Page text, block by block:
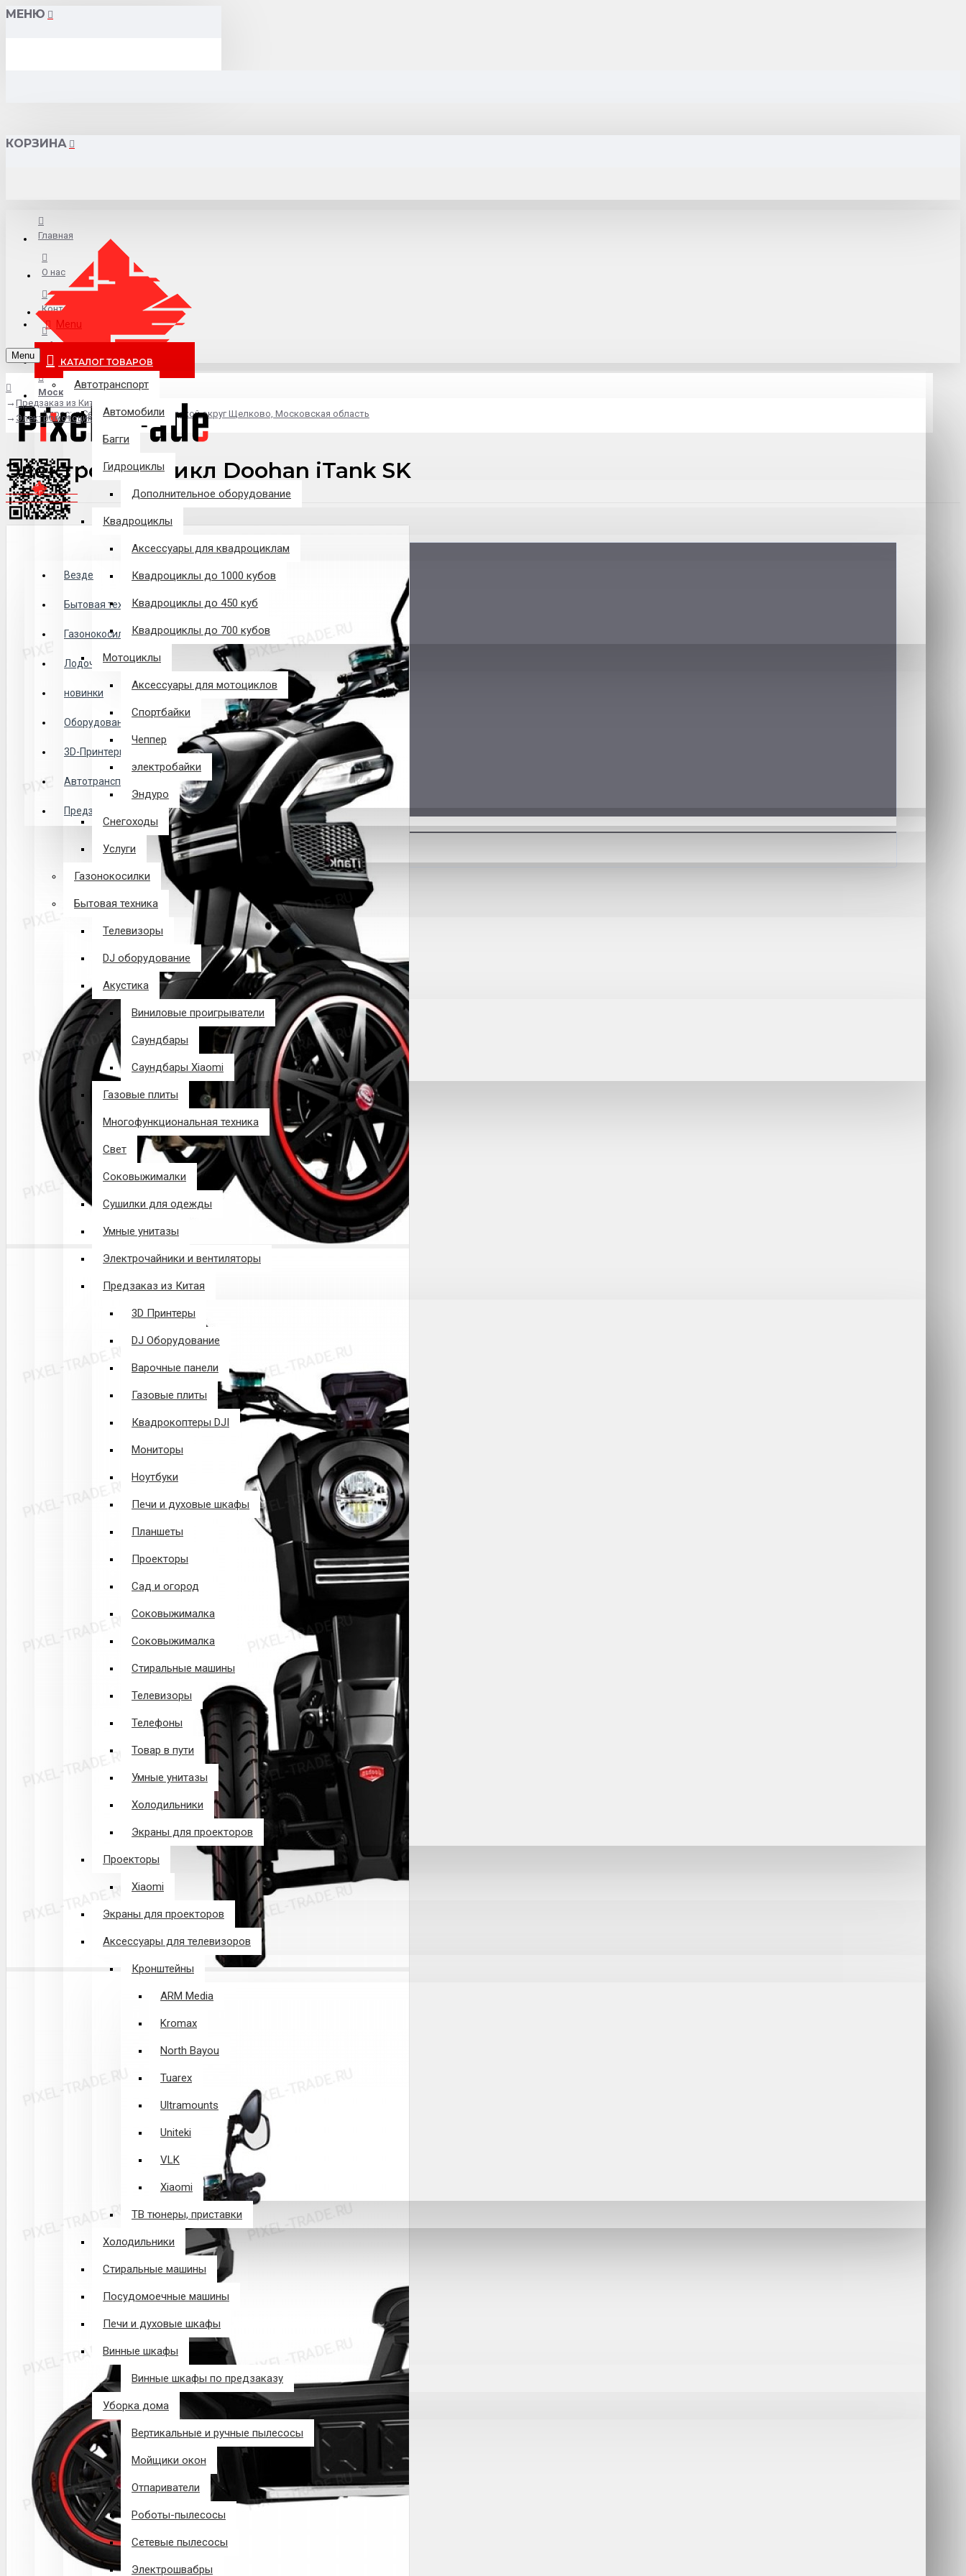
МЕНЮ
КОРЗИНА
Главная
О нас
Контакты
info@pixel-trade.ru
Москва
Адрес: д.Серково, вл1А, городской округ Щелково, Московская область
Везде
Бытовая техника
Газонокосилки
Лодочные Моторы
новинки
Оборудование
3D-Принтеры
Автотранспорт
Предзаказ из Китая
Филиалы
Закладки
0 товар(ов) - 0 р.
В корзине пусто!
Menu
КАТАЛОГ ТОВАРОВ
Автотранспорт
Автомобили
Багги
Гидроциклы
Дополнительное оборудование
Квадроциклы
Аксессуары для квадроциклам
Квадроциклы до 1000 кубов
Квадроциклы до 450 куб
Квадроциклы до 700 кубов
Мотоциклы
Аксессуары для мотоциклов
Спортбайки
Чеппер
электробайки
Эндуро
Снегоходы
Услуги
Газонокосилки
Бытовая техника
Телевизоры
DJ оборудование
Акустика
Виниловые проигрыватели
Саундбары
Саундбары Xiaomi
Газовые плиты
Многофункциональная техника
Свет
Соковыжималки
Сушилки для одежды
Умные унитазы
Электрочайники и вентиляторы
Предзаказ из Китая
3D Принтеры
DJ Оборудование
Варочные панели
Газовые плиты
Квадрокоптеры DJI
Мониторы
Ноутбуки
Печи и духовые шкафы
Планшеты
Проекторы
Сад и огород
Соковыжималка
Соковыжималка
Стиральные машины
Телевизоры
Телефоны
Товар в пути
Умные унитазы
Холодильники
Экраны для проекторов
Проекторы
Xiaomi
Экраны для проекторов
Аксессуары для телевизоров
Кронштейны
ARM Media
Kromax
North Bayou
Tuarex
Ultramounts
Uniteki
VLK
Xiaomi
ТВ тюнеры, приставки
Холодильники
Стиральные машины
Посудомоечные машины
Печи и духовые шкафы
Винные шкафы
Винные шкафы по предзаказу
Уборка дома
Вертикальные и ручные пылесосы
Мойщики окон
Отпариватели
Роботы-пылесосы
Сетевые пылесосы
Электрошвабры
Menu
Предзаказ из Китая
Электромотоцикл Doohan iTank SK
Электромотоцикл Doohan iTank SK